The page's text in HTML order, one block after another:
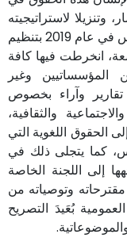
وتنزيلا لاستراتيجيته
القائمة على مبدأ فعلية الحقوق، قام المجلس في عام 2019 بتنظيم
انخرطت فيها كافة
المؤسساتيين وغير
وآراء بخصوص
والثقافية،
الحقوق اللغوية التي
كما يتجلى ذلك في
إلى اللجنة الخاصة
مقترحاته وتوصياته من
بُعَيدَ التصريح